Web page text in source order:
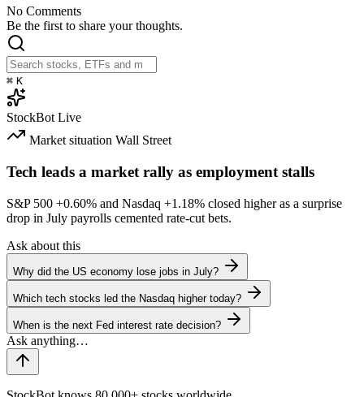
No Comments
Be the first to share your thoughts.
⌘ K
StockBot Live
Market situation Wall Street
Tech leads a market rally as employment stalls
S&P 500 +0.60% and Nasdaq +1.18% closed higher as a surprise
drop in July payrolls cemented rate-cut bets.
Ask about this
Why did the US economy lose jobs in July?
Which tech stocks led the Nasdaq higher today?
When is the next Fed interest rate decision?